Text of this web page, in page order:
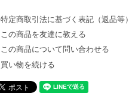
特定商取引法に基づく表記（返品等）
この商品を友達に教える
この商品について問い合わせる
買い物を続ける